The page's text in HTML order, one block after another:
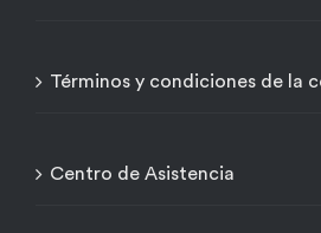
Términos y condiciones de la
Centro de Asistencia